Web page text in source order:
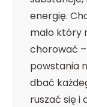
energię.
mało który
chorować
powstania
dbać
ruszać się i